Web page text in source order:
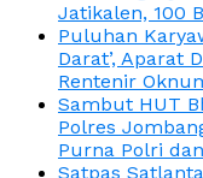
Jatikalen, 100
Puluhan
Darat’, Aparat
Rentenir
Sambut HUT
Polres
Purna Polri
Satpas